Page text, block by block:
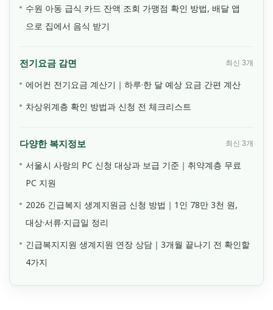
수원 아동 급식 카드 잔액 조회 가맹점 확인 방법, 배달 앱
으로 집에서 음식 받기
전기요금 감면 최신 3개
에어컨 전기요금 계산기｜하루·한 달 예상 요금 간편 계산
차상위계층 확인 방법과 신청 전 체크리스트
다양한 복지정보 최신 3개
서울시 사랑의 PC 신청 대상과 보급 기준｜취약계층 무료
PC 지원
2026 긴급복지 생계지원금 신청 방법｜1인 78만 3천 원,
대상·서류·지급일 정리
긴급복지지원 생계지원 연장 상담｜3개월 끝나기 전 확인할
4가지